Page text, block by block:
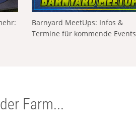
Barnyard MeetUps: Infos &
Termine für kommende Events
Farm...